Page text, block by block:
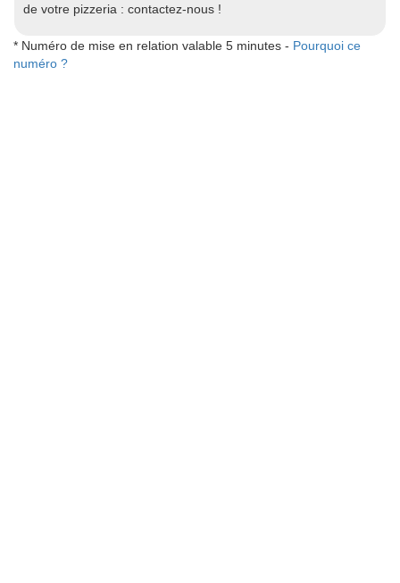
de votre pizzeria : contactez-nous !
* Numéro de mise en relation valable 5 minutes - Pourquoi ce
numéro ?